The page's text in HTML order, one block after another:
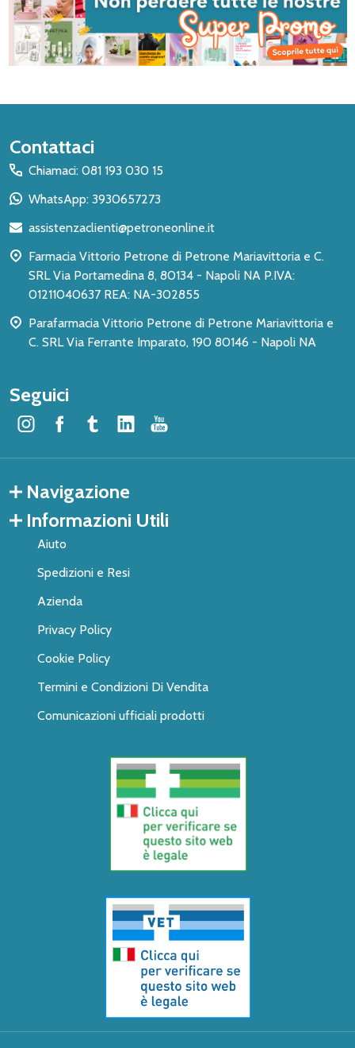
Inizio
del
piè
pagina
Contattaci
Chiamaci: 081 193 030 15
WhatsApp: 3930657273
assistenzaclienti@petroneonline.it
Farmacia Vittorio Petrone di Petrone Mariavittoria e C.
SRL Via Portamedina 8, 80134 - Napoli NA P.IVA:
01211040637 REA: NA-302855
Parafarmacia Vittorio Petrone di Petrone Mariavittoria e
C. SRL Via Ferrante Imparato, 190 80146 - Napoli NA
Seguici
Navigazione
Informazioni Utili
Aiuto
Spedizioni e Resi
Azienda
Privacy Policy
Cookie Policy
Termini e Condizioni Di Vendita
Comunicazioni ufficiali prodotti